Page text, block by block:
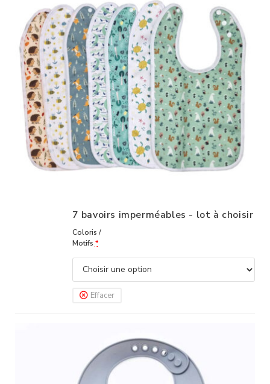
7 bavoirs imperméables - lot à choisir
Coloris /
Motifs *
Effacer